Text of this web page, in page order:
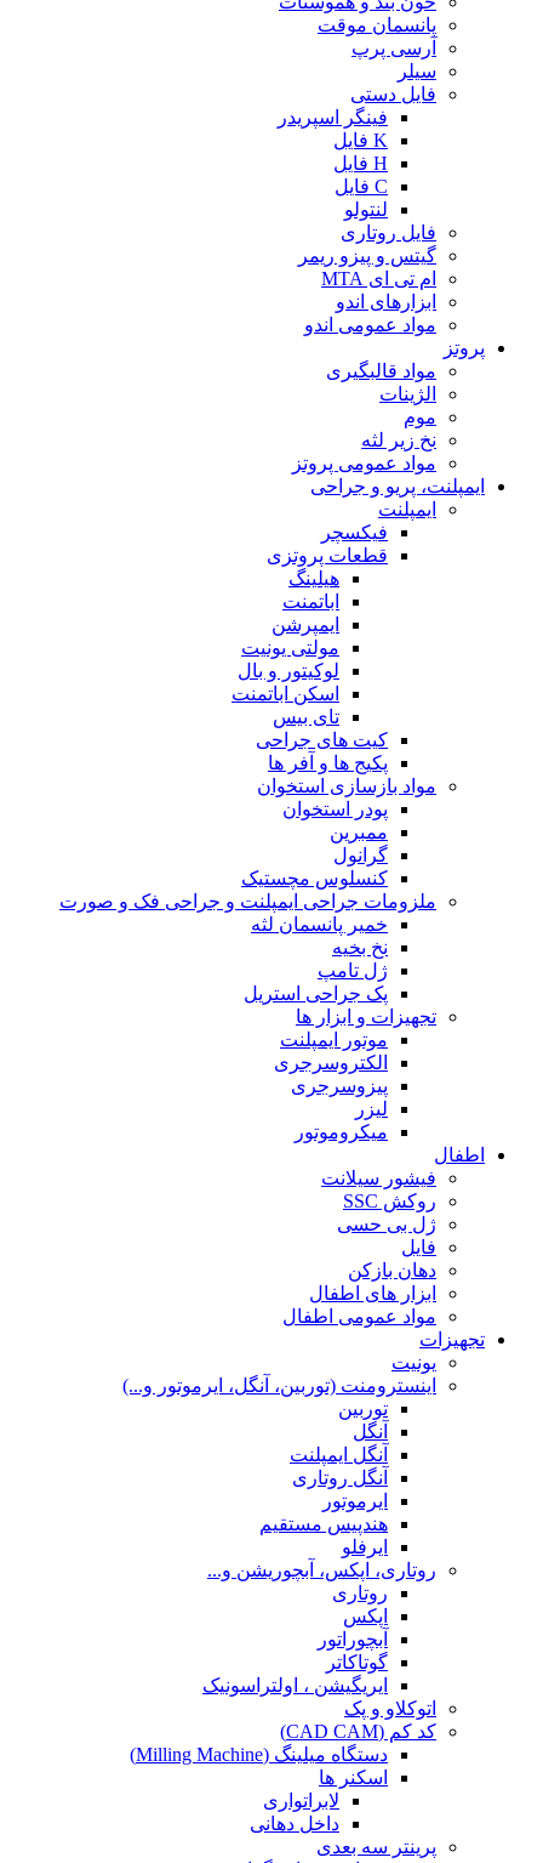
پانسمان موقت
آرسی پرپ
سیلر
فایل دستی
فینگر اسپریدر
K فایل
H فایل
C فایل
لنتولو
فایل روتاری
گیتس و پیزو ریمر
ام تی ای MTA
ابزارهای اندو
مواد عمومی اندو
پروتز
مواد قالبگیری
الژینات
موم
نخ زیر لثه
مواد عمومی پروتز
ایمپلنت، پریو و جراحی
ایمپلنت
فیکسچر
قطعات پروتزی
هیلینگ
اباتمنت
ایمپرشن
مولتی یونیت
لوکیتور و بال
اسکن اباتمنت
تای بیس
کیت های جراحی
پکیج ها و آفر ها
مواد بازسازی استخوان
پودر استخوان
ممبرین
گرانول
کنسلوس مچستیک
ملزومات جراحی ایمپلنت و جراحی فک و صورت
خمیر پانسمان لثه
نخ بخیه
ژل تامپ
پک جراحی استریل
تجهیزات و ابزار ها
موتور ایمپلنت
الکتروسرجری
پیزوسرجری
لیزر
میکروموتور
اطفال
فیشور سیلانت
روکش SSC
ژل بی حسی
فایل
دهان بازکن
ابزار های اطفال
مواد عمومی اطفال
تجهیزات
یونیت
اینسترومنت (توربین، آنگل، ایرموتور و...)
توربین
آنگل
آنگل ایمپلنت
آنگل روتاری
ایرموتور
هندپیس مستقیم
ایرفلو
روتاری، اپکس، آبچوریشن و...
روتاری
اپکس
آبچوراتور
گوتاکاتر
ایریگیشن ، اولتراسونیک
اتوکلاو و پک
کد کم (CAD CAM)
دستگاه میلینگ (Milling Machine)
اسکنر ها
لابراتواری
داخل دهانی
پرینتر سه بعدی